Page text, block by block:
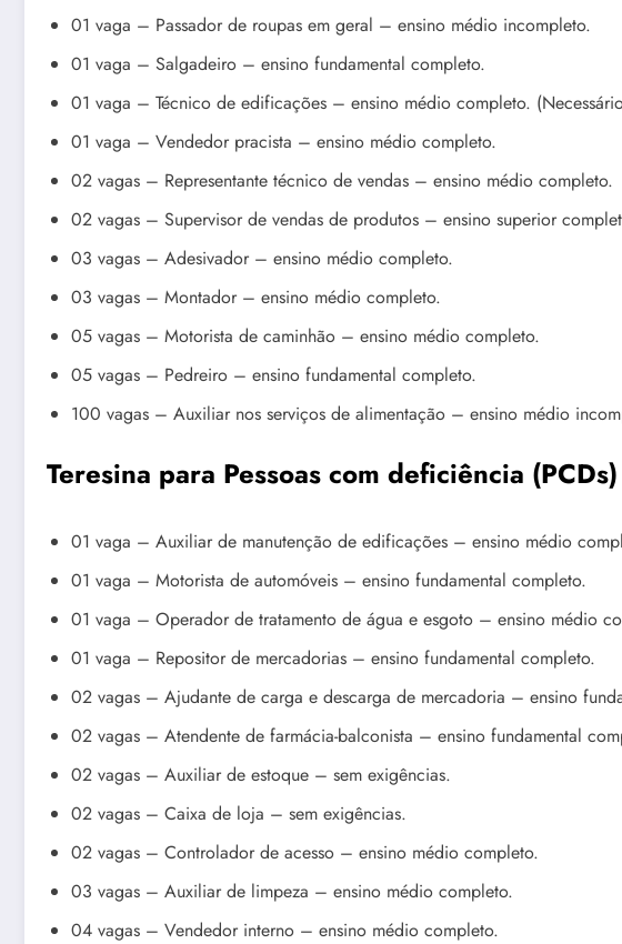
01 vaga – Passador de roupas em geral – ensino médio incompleto.
01 vaga – Salgadeiro – ensino fundamental completo.
01 vaga – Técnico de edificações – ensino médio completo.
01 vaga – Vendedor pracista – ensino médio completo.
02 vagas – Representante técnico de vendas – ensino médio completo.
02 vagas – Supervisor de vendas de produtos – ensino superior
03 vagas – Adesivador – ensino médio completo.
03 vagas – Montador – ensino médio completo.
05 vagas – Motorista de caminhão – ensino médio completo.
05 vagas – Pedreiro – ensino fundamental completo.
100 vagas – Auxiliar nos serviços de alimentação – ensino médio
Teresina para Pessoas com deficiência (PCDs)
01 vaga – Auxiliar de manutenção de edificações – ensino médio
01 vaga – Motorista de automóveis – ensino fundamental completo.
01 vaga – Operador de tratamento de água e esgoto – ensino médio
01 vaga – Repositor de mercadorias – ensino fundamental completo.
02 vagas – Ajudante de carga e descarga de mercadoria – ensino
02 vagas – Atendente de farmácia-balconista – ensino fundamental
02 vagas – Auxiliar de estoque – sem exigências.
02 vagas – Caixa de loja – sem exigências.
02 vagas – Controlador de acesso – ensino médio completo.
03 vagas – Auxiliar de limpeza – ensino médio completo.
04 vagas – Vendedor interno – ensino médio completo.